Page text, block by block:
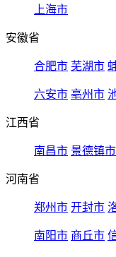
上海市
安徽省
合肥市 芜湖市
六安市 亳州市
江西省
南昌市 景德镇市
河南省
郑州市 开封市
南阳市 商丘市